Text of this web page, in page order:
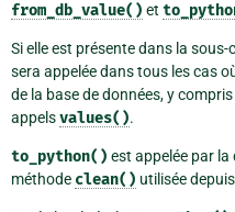
from_db_value() et
Si elle est présente dans la sous-
sera appelée dans tous les cas
de la base de données, y
appelsvalues().
to_python() est appelée par la
méthode clean() utilisée